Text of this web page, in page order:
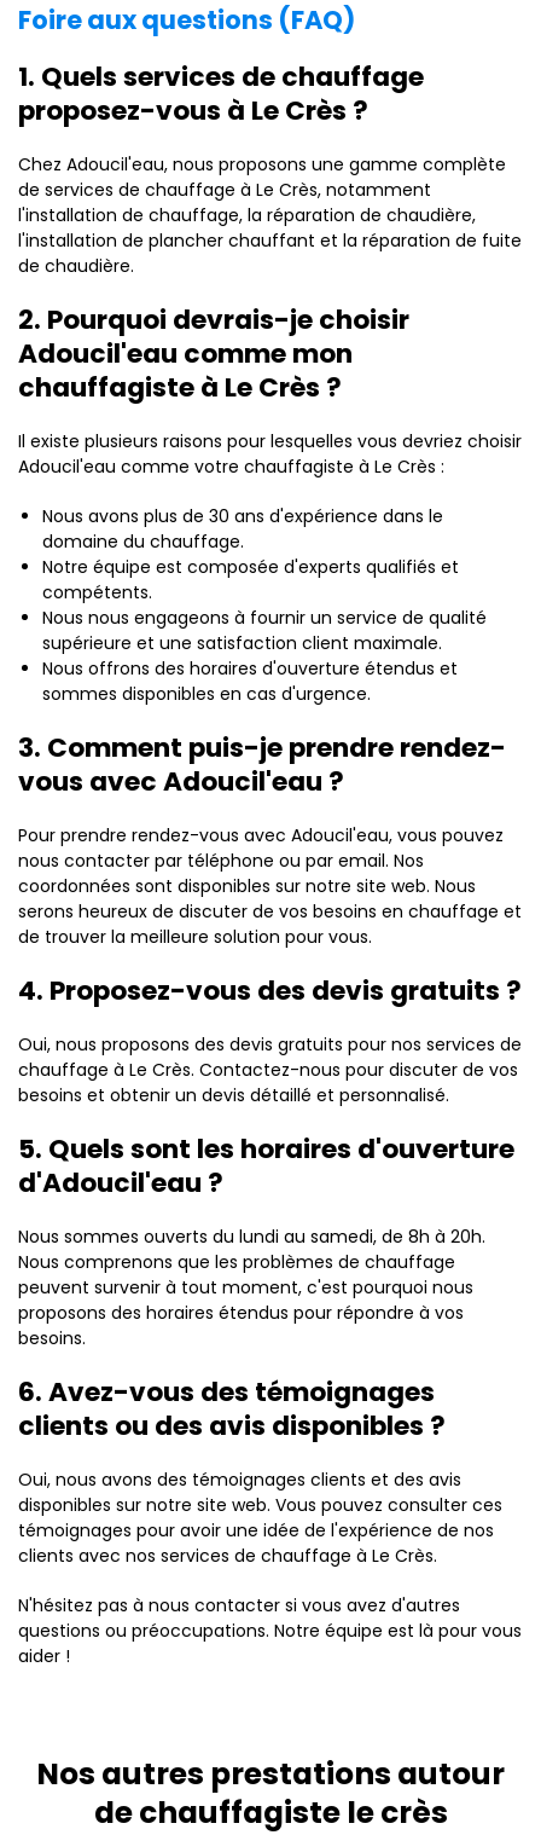
Foire aux questions (FAQ)
1. Quels services de chauffage
proposez-vous à Le Crès ?
Chez Adoucil'eau, nous proposons une gamme complète
de services de chauffage à Le Crès, notamment
l'installation de chauffage, la réparation de chaudière,
l'installation de plancher chauffant et la réparation de fuite
de chaudière.
2. Pourquoi devrais-je choisir
Adoucil'eau comme mon
chauffagiste à Le Crès ?
Il existe plusieurs raisons pour lesquelles vous devriez choisir
Adoucil'eau comme votre chauffagiste à Le Crès :
Nous avons plus de 30 ans d'expérience dans le
domaine du chauffage.
Notre équipe est composée d'experts qualifiés et
compétents.
Nous nous engageons à fournir un service de qualité
supérieure et une satisfaction client maximale.
Nous offrons des horaires d'ouverture étendus et
sommes disponibles en cas d'urgence.
3. Comment puis-je prendre rendez-
vous avec Adoucil'eau ?
Pour prendre rendez-vous avec Adoucil'eau, vous pouvez
nous contacter par téléphone ou par email. Nos
coordonnées sont disponibles sur notre site web. Nous
serons heureux de discuter de vos besoins en chauffage et
de trouver la meilleure solution pour vous.
4. Proposez-vous des devis gratuits ?
Oui, nous proposons des devis gratuits pour nos services de
chauffage à Le Crès. Contactez-nous pour discuter de vos
besoins et obtenir un devis détaillé et personnalisé.
5. Quels sont les horaires d'ouverture
d'Adoucil'eau ?
Nous sommes ouverts du lundi au samedi, de 8h à 20h.
Nous comprenons que les problèmes de chauffage
peuvent survenir à tout moment, c'est pourquoi nous
proposons des horaires étendus pour répondre à vos
besoins.
6. Avez-vous des témoignages
clients ou des avis disponibles ?
Oui, nous avons des témoignages clients et des avis
disponibles sur notre site web. Vous pouvez consulter ces
témoignages pour avoir une idée de l'expérience de nos
clients avec nos services de chauffage à Le Crès.
N'hésitez pas à nous contacter si vous avez d'autres
questions ou préoccupations. Notre équipe est là pour vous
aider !
Nos autres prestations autour
de chauffagiste le crès